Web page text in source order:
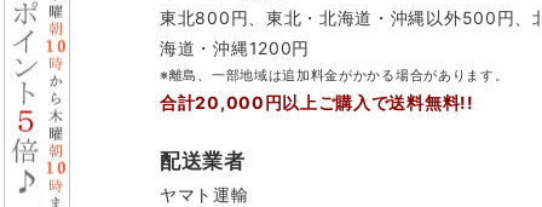
東北800円、東北・北海道・沖縄以外500円、
海道・沖縄1200円
※離島、一部地域は追加料金がかかる場合があります。
合計20,000円以上ご購入で送料無料!!
配送業者
ヤマト運輸